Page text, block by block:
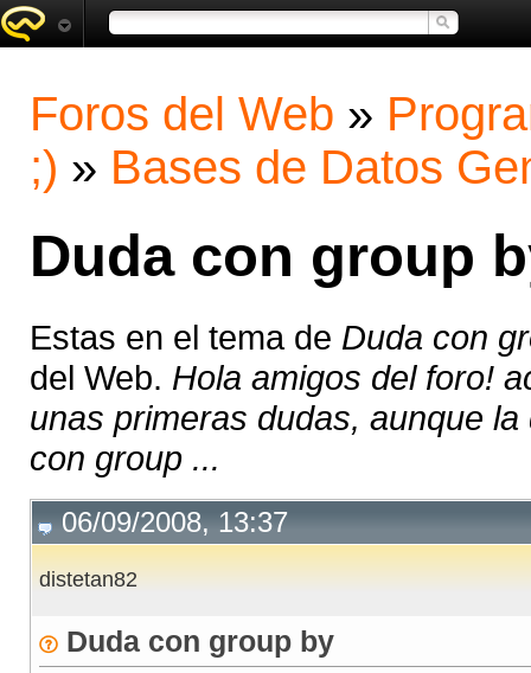
Foros del Web »
;) » Bases de Datos
Duda con group
Estas en el tema de Duda con
del Web. Hola amigos del foro!
unas primeras dudas, aunque
con group ...
06/09/2008, 13:37
distetan82
Duda con group by